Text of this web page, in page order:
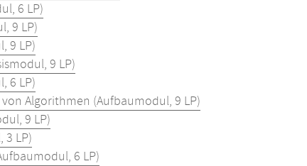
6 LP)
9 LP)
9 LP)
9 LP)
6 LP)
Algorithmen (Aufbaumodul, 9 LP)
9 LP)
3 LP)
6 LP)